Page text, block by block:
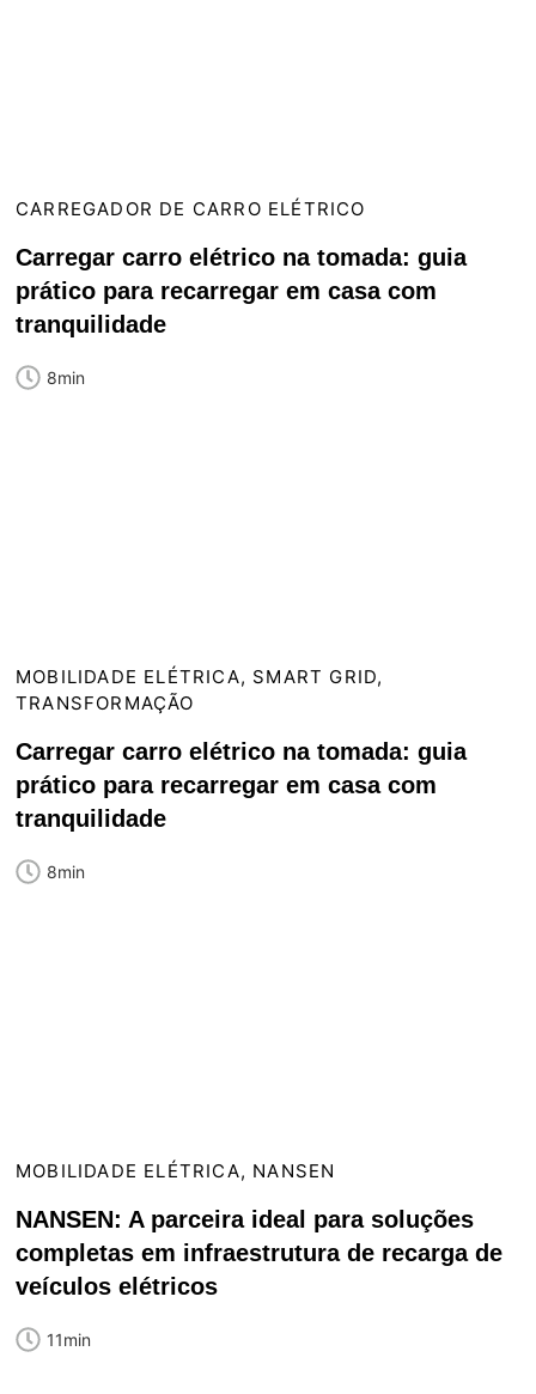
CARREGADOR DE CARRO ELÉTRICO
Carregar carro elétrico na tomada: guia
prático para recarregar em casa com
tranquilidade
8min
MOBILIDADE ELÉTRICA, SMART GRID,
TRANSFORMAÇÃO
Carregar carro elétrico na tomada: guia
prático para recarregar em casa com
tranquilidade
8min
MOBILIDADE ELÉTRICA, NANSEN
NANSEN: A parceira ideal para soluções
completas em infraestrutura de recarga de
veículos elétricos
11min